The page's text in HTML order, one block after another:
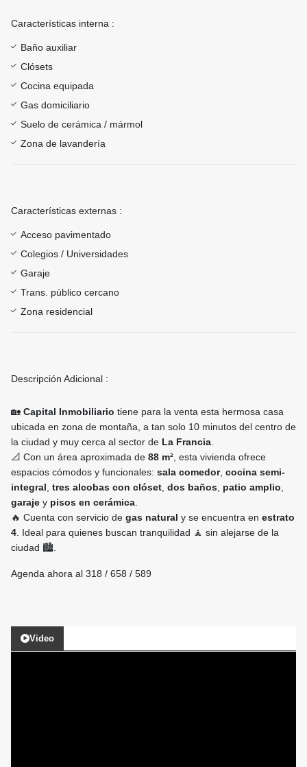
Características interna :
Baño auxiliar
Clósets
Cocina equipada
Gas domiciliario
Suelo de cerámica / mármol
Zona de lavandería
Características externas :
Acceso pavimentado
Colegios / Universidades
Garaje
Trans. público cercano
Zona residencial
Descripción Adicional :
🏡 Capital Inmobiliario tiene para la venta esta hermosa casa
ubicada en zona de montaña, a tan solo 10 minutos del centro de
la ciudad y muy cerca al sector de La Francia
📐 Con un área aproximada de 88 m² , esta vivienda ofrece
espacios cómodos y funcionales: sala comedor, cocina semi-
integral tres alcobas con clóset dos baños patio amplio
garaje y pisos en cerámica
🔥 Cuenta con servicio de gas natural y se encuentra en estrato
4 . Ideal para quienes buscan tranquilidad 🧘 sin alejarse de la
ciudad 🏙️.
Agenda ahora al 318 / 658 / 589
Video